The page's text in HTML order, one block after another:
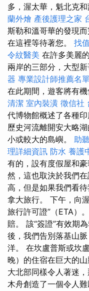
多，渥太華，魁北克和
蘭外燴 產後護理之家
斯勒和溫哥華的發現
在這裡等待著您。 找
令紋醫美 在許多美麗
兩岸的三部分，大型
器 專業設計師推薦名
在此期間，遊客將有
清潔 室內裝潢 徵信社
代博物館概述了各種
歷史河流離開安大略
小或較大的島嶼。 助
理詳細資訊 防水 養護
有的，設有度假屋和
然，這也取決於我們
高，但是如果我們看
拿大旅行。 下午，向
旅行許可證”（ETA）
賠。 該“簽證”有效期
後，我們告別落基山
洋。 在坎盧普斯或坎
晚）的住宿在巨大的
大北部同樣令人著迷
木舟創造了一個令人